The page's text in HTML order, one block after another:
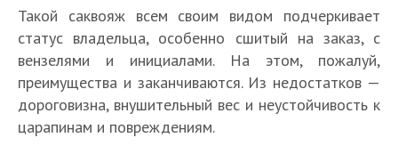
Такой саквояж всем своим видом подчеркивает
статус владельца, особенно сшитый на заказ, с
вензелями и инициалами. На этом, пожалуй,
преимущества и заканчиваются. Из недостатков —
дороговизна, внушительный вес и неустойчивость к
царапинам и повреждениям.